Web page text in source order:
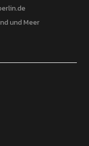
und Meer